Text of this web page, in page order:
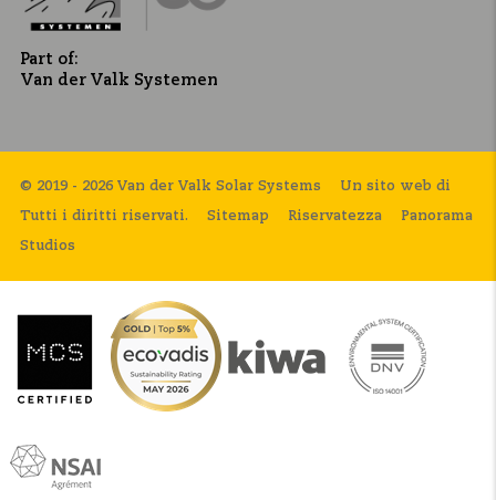
Part of:
Van der Valk Systemen
© 2019 - 2026 Van der Valk Solar Systems
Tutti i diritti riservati. Sitemap Riservatezza
Un sito web di
Panorama
Studios